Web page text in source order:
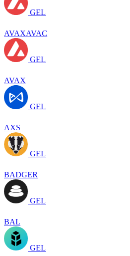
GEL
AVAXAVAC
GEL
AVAX
GEL
AXS
GEL
BADGER
GEL
BAL
GEL